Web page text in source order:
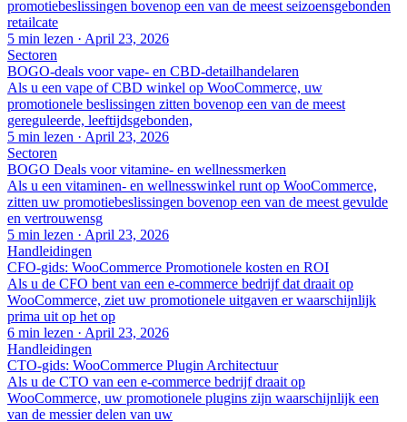
promotiebeslissingen bovenop een van de meest seizoensgebonden
retailcate
5 min lezen · April 23, 2026
Sectoren
BOGO-deals voor vape- en CBD-detailhandelaren
Als u een vape of CBD winkel op WooCommerce, uw
promotionele beslissingen zitten bovenop een van de meest
gereguleerde, leeftijdsgebonden,
5 min lezen · April 23, 2026
Sectoren
BOGO Deals voor vitamine- en wellnessmerken
Als u een vitaminen- en wellnesswinkel runt op WooCommerce,
zitten uw promotiebeslissingen bovenop een van de meest gevulde
en vertrouwensg
5 min lezen · April 23, 2026
Handleidingen
CFO-gids: WooCommerce Promotionele kosten en ROI
Als u de CFO bent van een e-commerce bedrijf dat draait op
WooCommerce, ziet uw promotionele uitgaven er waarschijnlijk
prima uit op het op
6 min lezen · April 23, 2026
Handleidingen
CTO-gids: WooCommerce Plugin Architectuur
Als u de CTO van een e-commerce bedrijf draait op
WooCommerce, uw promotionele plugins zijn waarschijnlijk een
van de messier delen van uw